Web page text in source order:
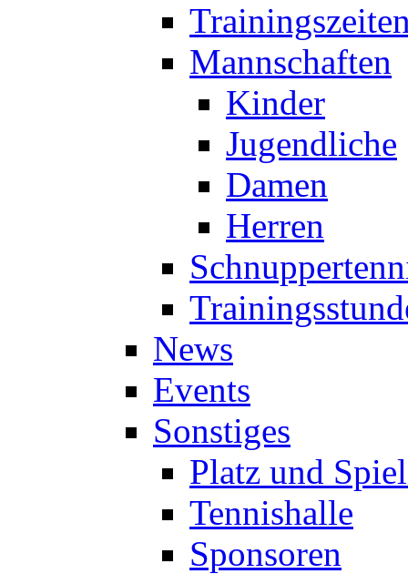
Mannschaften
Kinder
Jugendliche
Damen
Herren
News
Events
Sonstiges
Platz und
Tennishalle
Sponsoren